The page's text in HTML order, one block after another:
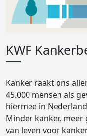
KWF
Kanker raakt ons
45.000 mensen als
hiermee in
Minder kanker,
van leven voor